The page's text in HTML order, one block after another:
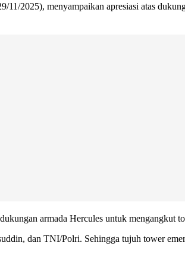
2025), menyampaikan apresiasi atas
armada Hercules untuk mengangkut
dan TNI/Polri. Sehingga tujuh tower